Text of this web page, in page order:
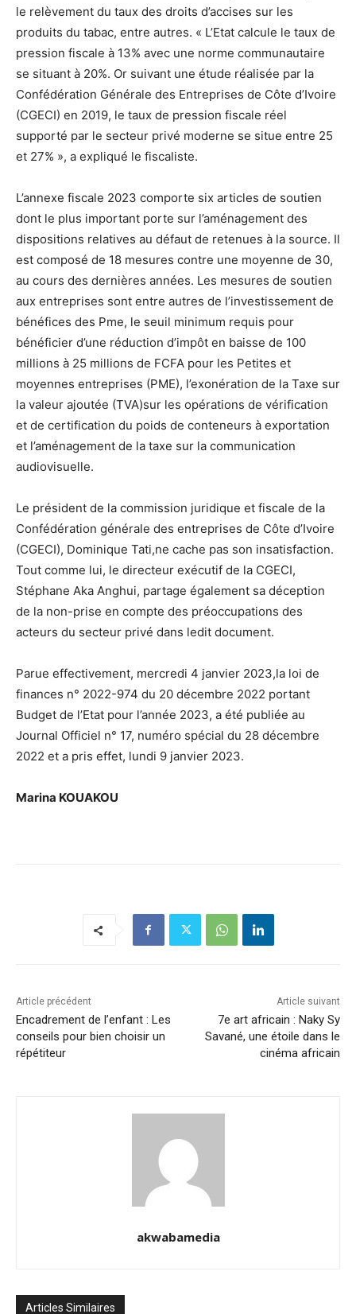
le relèvement du taux des droits d’accises sur les
produits du tabac, entre autres. « L’Etat calcule le taux de
pression fiscale à 13% avec une norme communautaire
se situant à 20%. Or suivant une étude réalisée par la
Confédération Générale des Entreprises de Côte d’Ivoire
(CGECI) en 2019, le taux de pression fiscale réel
supporté par le secteur privé moderne se situe entre 25
et 27% », a expliqué le fiscaliste.
L’annexe fiscale 2023 comporte six articles de soutien
dont le plus important porte sur l’aménagement des
dispositions relatives au défaut de retenues à la source. Il
est composé de 18 mesures contre une moyenne de 30,
au cours des dernières années. Les mesures de soutien
aux entreprises sont entre autres de l’investissement de
bénéfices des Pme, le seuil minimum requis pour
bénéficier d’une réduction d’impôt en baisse de 100
millions à 25 millions de FCFA pour les Petites et
moyennes entreprises (PME), l’exonération de la Taxe sur
la valeur ajoutée (TVA)sur les opérations de vérification
et de certification du poids de conteneurs à exportation
et l’aménagement de la taxe sur la communication
audiovisuelle.
Le président de la commission juridique et fiscale de la
Confédération générale des entreprises de Côte d’Ivoire
(CGECI), Dominique Tati,ne cache pas son insatisfaction.
Tout comme lui, le directeur exécutif de la CGECI,
Stéphane Aka Anghui, partage également sa déception
de la non-prise en compte des préoccupations des
acteurs du secteur privé dans ledit document.
Parue effectivement, mercredi 4 janvier 2023,la loi de
finances n° 2022-974 du 20 décembre 2022 portant
Budget de l’Etat pour l’année 2023, a été publiée au
Journal Officiel n° 17, numéro spécial du 28 décembre
2022 et a pris effet, lundi 9 janvier 2023.
Marina KOUAKOU
Article précédent
Encadrement de l’enfant : Les
conseils pour bien choisir un
répétiteur
Article suivant
7e art africain : Naky Sy
Savané, une étoile dans le
cinéma africain
akwabamedia
Articles Similaires